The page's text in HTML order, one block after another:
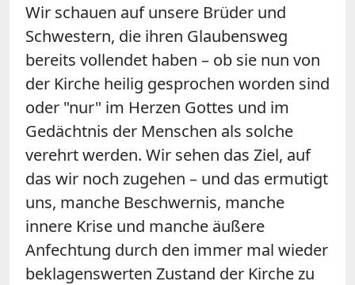
Wir schauen auf unsere Brüder und
Schwestern, die ihren Glaubensweg
bereits vollendet haben – ob sie nun von
der Kirche heilig gesprochen worden sind
oder "nur" im Herzen Gottes und im
Gedächtnis der Menschen als solche
verehrt werden. Wir sehen das Ziel, auf
das wir noch zuge­hen – und das ermutigt
uns, manche Beschwernis, manche
innere Krise und manche äußere
Anfechtung durch den immer mal wieder
beklagenswerten Zustand der Kirche zu